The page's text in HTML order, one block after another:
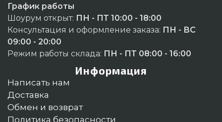
График работы
Шоурум открыт: ПН - ПТ 10:00 - 18:00
Консультация и оформление заказа: ПН - ВС
09:00 - 20:00
Режим работы склада: ПН - ПТ 08:00 - 16:00
Информация
Написать нам
Доставка
Обмен и возврат
Политика безопасности